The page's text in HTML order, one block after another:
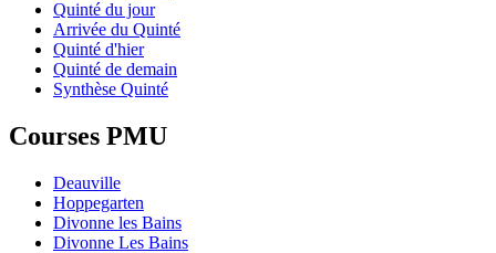
Quinté du jour
Arrivée du Quinté
Quinté d'hier
Quinté de demain
Synthèse Quinté
Courses PMU
Deauville
Hoppegarten
Divonne les Bains
Divonne Les Bains